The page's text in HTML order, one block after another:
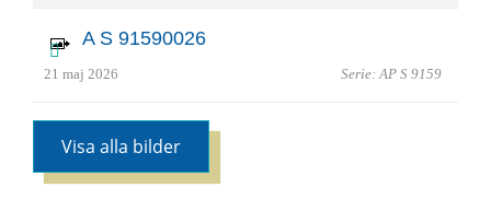
A S 91590026
21 maj 2026 Serie: AP S 9159
Visa alla bilder